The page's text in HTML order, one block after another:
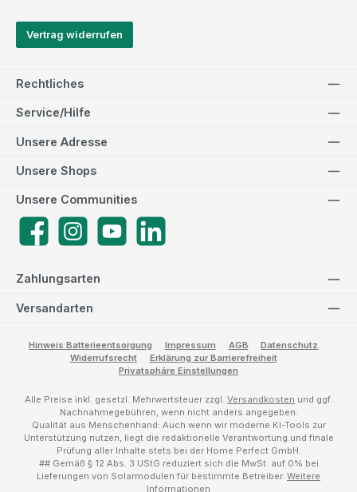
Vertrag widerrufen
Rechtliches
Service/Hilfe
Zahlungsarten
Versandarten
Unsere Adresse
Unsere Communities
FacebookInstagramYouTube
Unsere Shops
Hinweis Batterieentsorgung Impressum AGB
Datenschutz
Widerrufsrecht
Erklärung zur Barrierefreiheit
Privatsphäre Einstellungen
Alle Preise inkl. gesetzl. Mehrwertsteuer zzgl. Versandkosten und ggf.
Nachnahmegebühren, wenn nicht anders angegeben.
Qualität aus Menschenhand: Auch wenn wir moderne KI-Tools zur
Unterstützung nutzen, liegt die redaktionelle Verantwortung und finale
Prüfung aller Inhalte stets bei der Home Perfect GmbH.
## Gemäß § 12 Abs. 3 UStG reduziert sich die MwSt. auf 0% bei
Lieferungen von Solarmodulen für bestimmte Betreiber. Weitere
Informationen